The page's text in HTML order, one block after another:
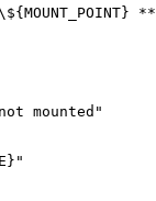
mounted"